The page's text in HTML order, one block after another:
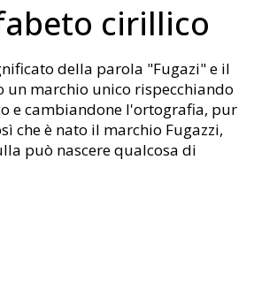
cirillico
della parola "Fugazi" e il
un marchio unico rispecchiando
e cambiandone l'ortografia, pur
che è nato il marchio Fugazzi,
può nascere qualcosa di